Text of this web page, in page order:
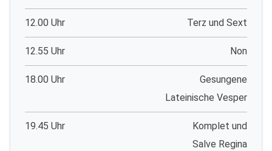
12.00 Uhr Terz und Sext
12.55 Uhr Non
18.00 Uhr
Gesungene
Lateinische Vesper
19.45 Uhr
Komplet und
Salve Regina